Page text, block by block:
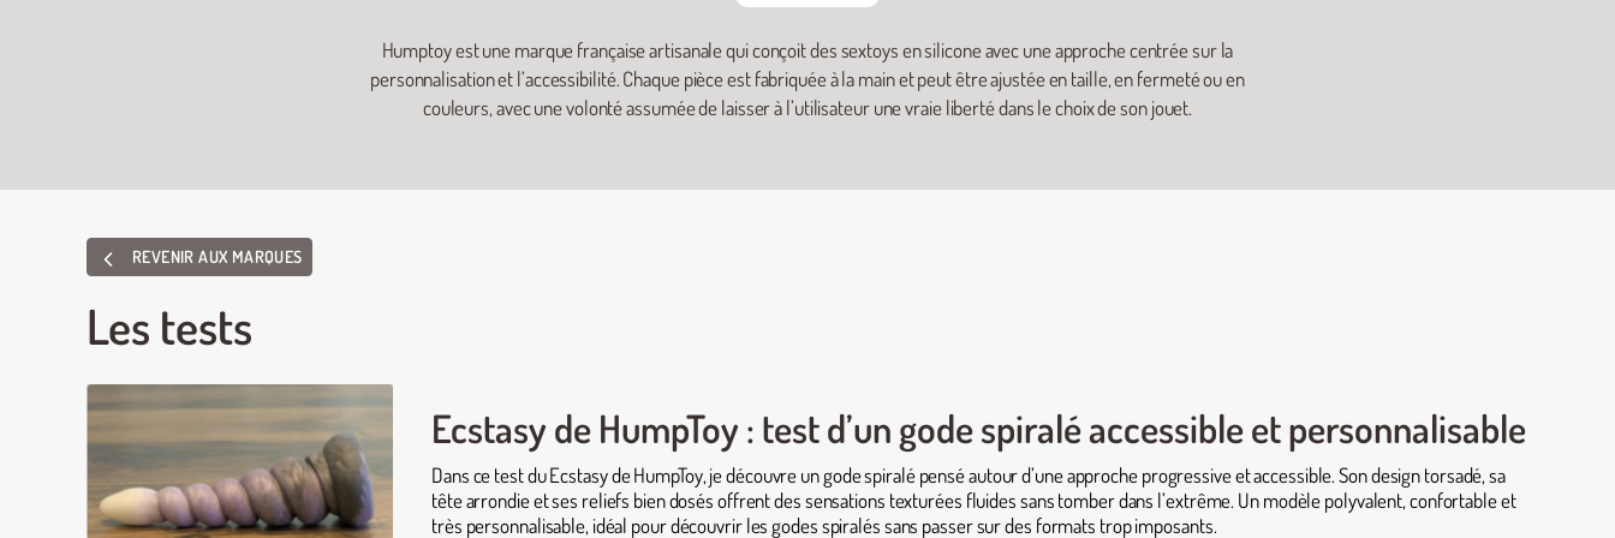
Humptoy est une marque française artisanale qui conçoit des sextoys en silicone avec une approche centrée sur la
personnalisation et l’accessibilité. Chaque pièce est fabriquée à la main et peut être ajustée en taille, en fermeté ou en
couleurs, avec une volonté assumée de laisser à l’utilisateur une vraie liberté dans le choix de son jouet.
REVENIR AUX MARQUES
Les tests
Ecstasy de HumpToy : test d’un gode spiralé accessible et personnalisable
Dans ce test du Ecstasy de HumpToy, je découvre un gode spiralé pensé autour d’une approche progressive et accessible. Son design torsadé, sa
tête arrondie et ses reliefs bien dosés offrent des sensations texturées fluides sans tomber dans l’extrême. Un modèle polyvalent, confortable et
très personnalisable, idéal pour découvrir les godes spiralés sans passer sur des formats trop imposants.